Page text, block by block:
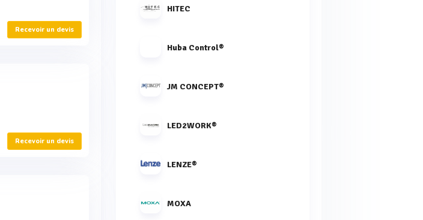
Recevoir un devis
Recevoir un devis
HITEC
Huba Control®
JM CONCEPT®
LED2WORK®
LENZE®
MOXA